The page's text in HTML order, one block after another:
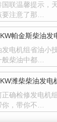
国联温馨提示，
要注意了那…
帕金斯柴油发
发电机组省油小
般柴油中都…
潍柴柴油发电
正确检修发电机
你，带你不…